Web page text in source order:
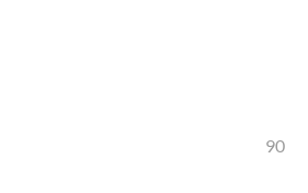
90